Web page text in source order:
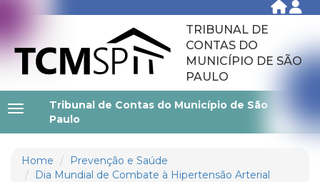
TRIBUNAL DE
CONTAS DO
MUNICÍPIO DE SÃO
PAULO
Tribunal de Contas do Município de São
Paulo
Home
Prevenção e Saúde
Dia Mundial de Combate à Hipertensão Arterial